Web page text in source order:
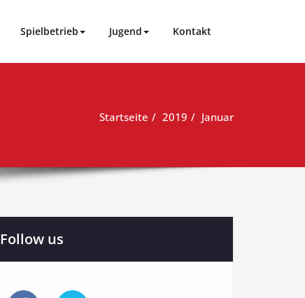
Spielbetrieb Jugend Kontakt
Startseite 2019 Januar
Follow us